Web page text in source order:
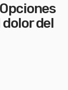
del